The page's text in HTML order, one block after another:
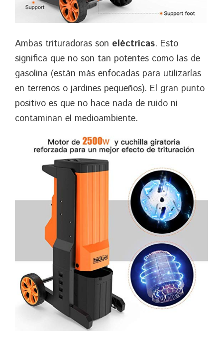
Ambas trituradoras son eléctricas. Esto
significa que no son tan potentes como las de
gasolina (están más enfocadas para utilizarlas
en terrenos o jardines pequeños). El gran punto
positivo es que no hace nada de ruido ni
contaminan el medioambiente.